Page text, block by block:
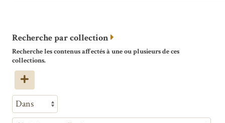
Recherche par collection
Recherche les contenus affectés à une ou plusieurs de ces
collections.